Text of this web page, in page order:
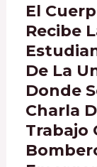
El
Recibe
De La
Donde
Charla
Trabajo